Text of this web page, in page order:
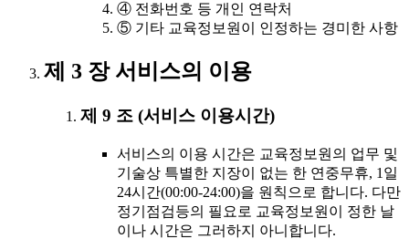
④ 전화번호 등 개인 연락처
⑤ 기타 교육정보원이 인정하는 경미한 사항
제 3 장 서비스의 이용
제 9 조 (서비스 이용시간)
서비스의 이용 시간은 교육정보원의 업무 및
기술상 특별한 지장이 없는 한 연중무휴, 1일
24시간(00:00-24:00)을 원칙으로 합니다. 다만
정기점검등의 필요로 교육정보원이 정한 날
이나 시간은 그러하지 아니합니다.